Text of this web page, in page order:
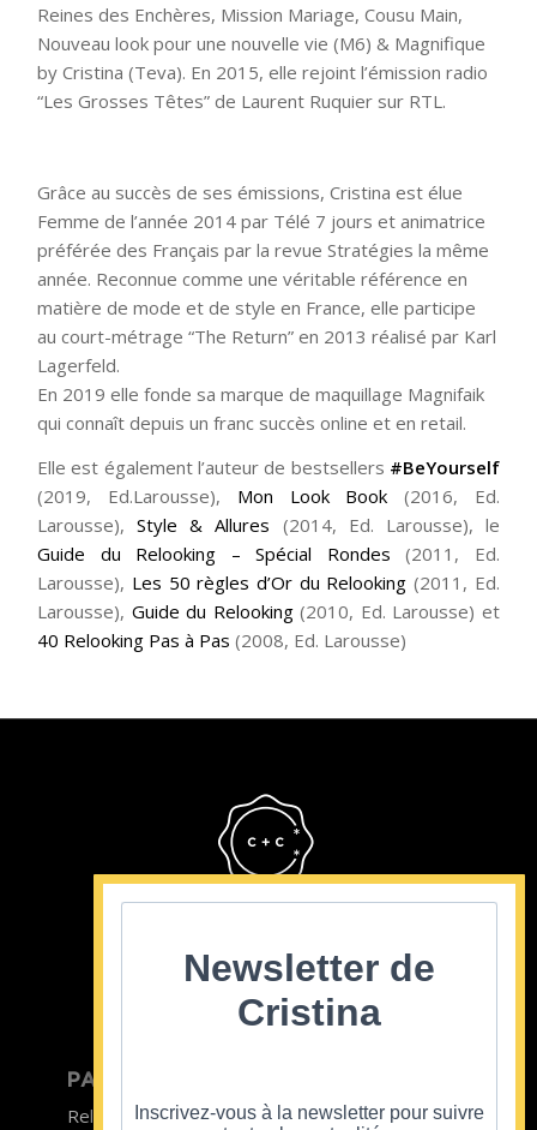
Reines des Enchères, Mission Mariage, Cousu Main,
Nouveau look pour une nouvelle vie (M6) & Magnifique
by Cristina (Teva). En 2015, elle rejoint l’émission radio
“Les Grosses Têtes” de Laurent Ruquier sur RTL.
Grâce au succès de ses émissions, Cristina est élue
Femme de l’année 2014 par Télé 7 jours et animatrice
préférée des Français par la revue Stratégies la même
année. Reconnue comme une véritable référence en
matière de mode et de style en France, elle participe
au court-métrage “The Return” en 2013 réalisé par Karl
Lagerfeld.
En 2019 elle fonde sa marque de maquillage Magnifaik
qui connaît depuis un franc succès online et en retail.
Elle est également l’auteur de bestsellers #BeYourself
(2019, Ed.Larousse), Mon Look Book (2016, Ed.
Larousse),Style & Allures (2014, Ed. Larousse), le
Guide du Relooking – Spécial Rondes (2011, Ed.
Larousse), Les 50 règles d’Or du Relooking (2011, Ed.
Larousse), Guide du Relooking(2010, Ed. Larousse) et
40 Relooking Pas à Pas (2008, Ed. Larousse)
PARTICULIER
Relooking homme Team Building
Newsletter de
Cristina
Inscrivez-vous à la newsletter pour suivre